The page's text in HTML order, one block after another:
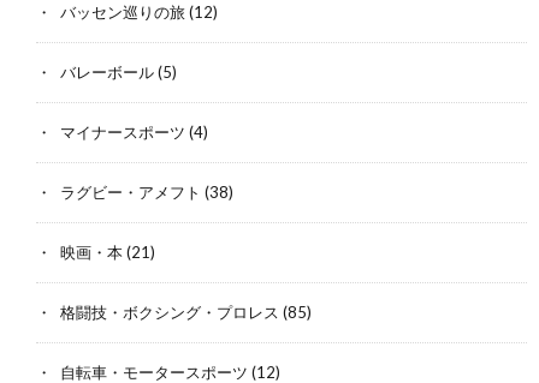
バッセン巡りの旅(12)
バレーボール(5)
マイナースポーツ (4)
ラグビー・アメフト (38)
映画・本(21)
格闘技・ボクシング・プロレス (85)
自転車・モータースポーツ (12)